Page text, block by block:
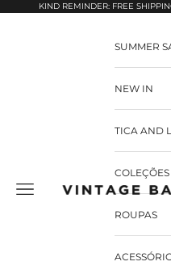
Pular para o conteúdo
KIND REMINDER: FREE
Vintage Bazaar
SUMMER
NEW IN
TICA AND
COLEÇÕES
ROUPAS